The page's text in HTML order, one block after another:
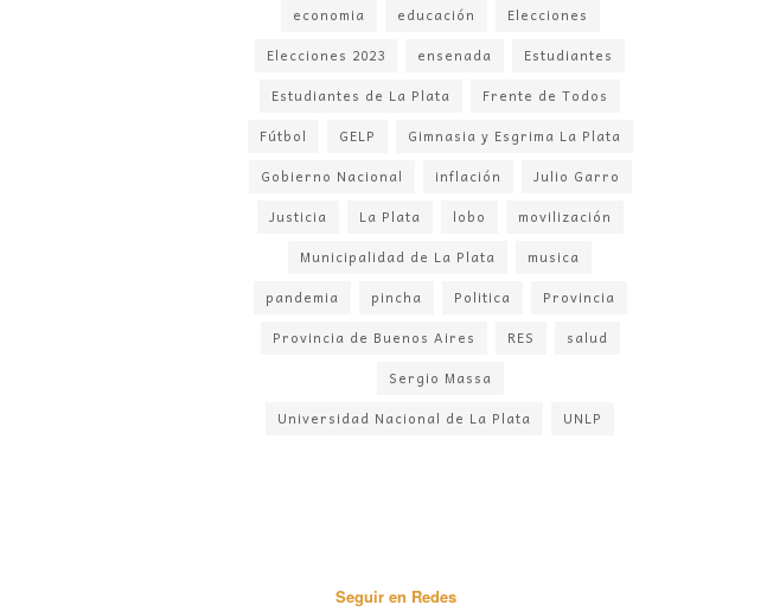
economia
educación
Elecciones
Elecciones 2023
ensenada
Estudiantes
Estudiantes de La Plata
Frente de Todos
Fútbol
GELP
Gimnasia y Esgrima La Plata
Gobierno Nacional
inflación
Julio Garro
Justicia
La Plata lobo
movilización
Municipalidad de La Plata
musica
pandemia
pincha Politica
Provincia
Provincia de Buenos Aires
RES
salud
Sergio Massa
Universidad Nacional de La Plata
UNLP
Seguir en Redes